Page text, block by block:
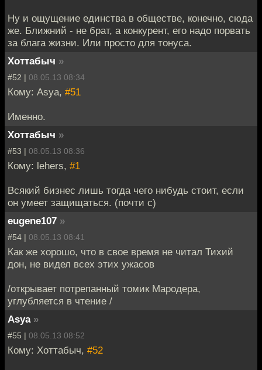
Ну и ощущение единства в обществе, конечно, сюда
же. Ближний - не брат, а конкурент, его надо порвать
за блага жизни. Или просто для тонуса.
Хоттабыч »
#52 | 08.05.13 08:34
Кому: Asya, #51
Именно.
Хоттабыч »
#53 | 08.05.13 08:36
Кому: lehers, #1
Всякий бизнес лишь тогда чего нибудь стоит, если
он умеет защищаться. (почти с)
eugene107 »
#54 | 08.05.13 08:41
Как же хорошо, что в свое время не читал Тихий
дон, не видел всех этих ужасов
/открывает потрепанный томик Мародера,
углубляется в чтение /
Asya »
#55 | 08.05.13 08:52
Кому: Хоттабыч, #52